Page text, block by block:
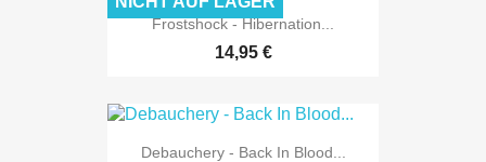
Frostshock - Hibernation...
14,95 €
Debauchery - Back In Blood...